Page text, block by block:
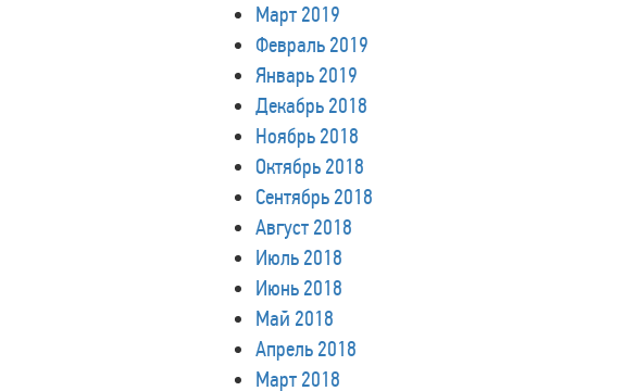
Март 2019
Февраль 2019
Январь 2019
Декабрь 2018
Ноябрь 2018
Октябрь 2018
Сентябрь 2018
Август 2018
Июль 2018
Июнь 2018
Май 2018
Апрель 2018
Март 2018